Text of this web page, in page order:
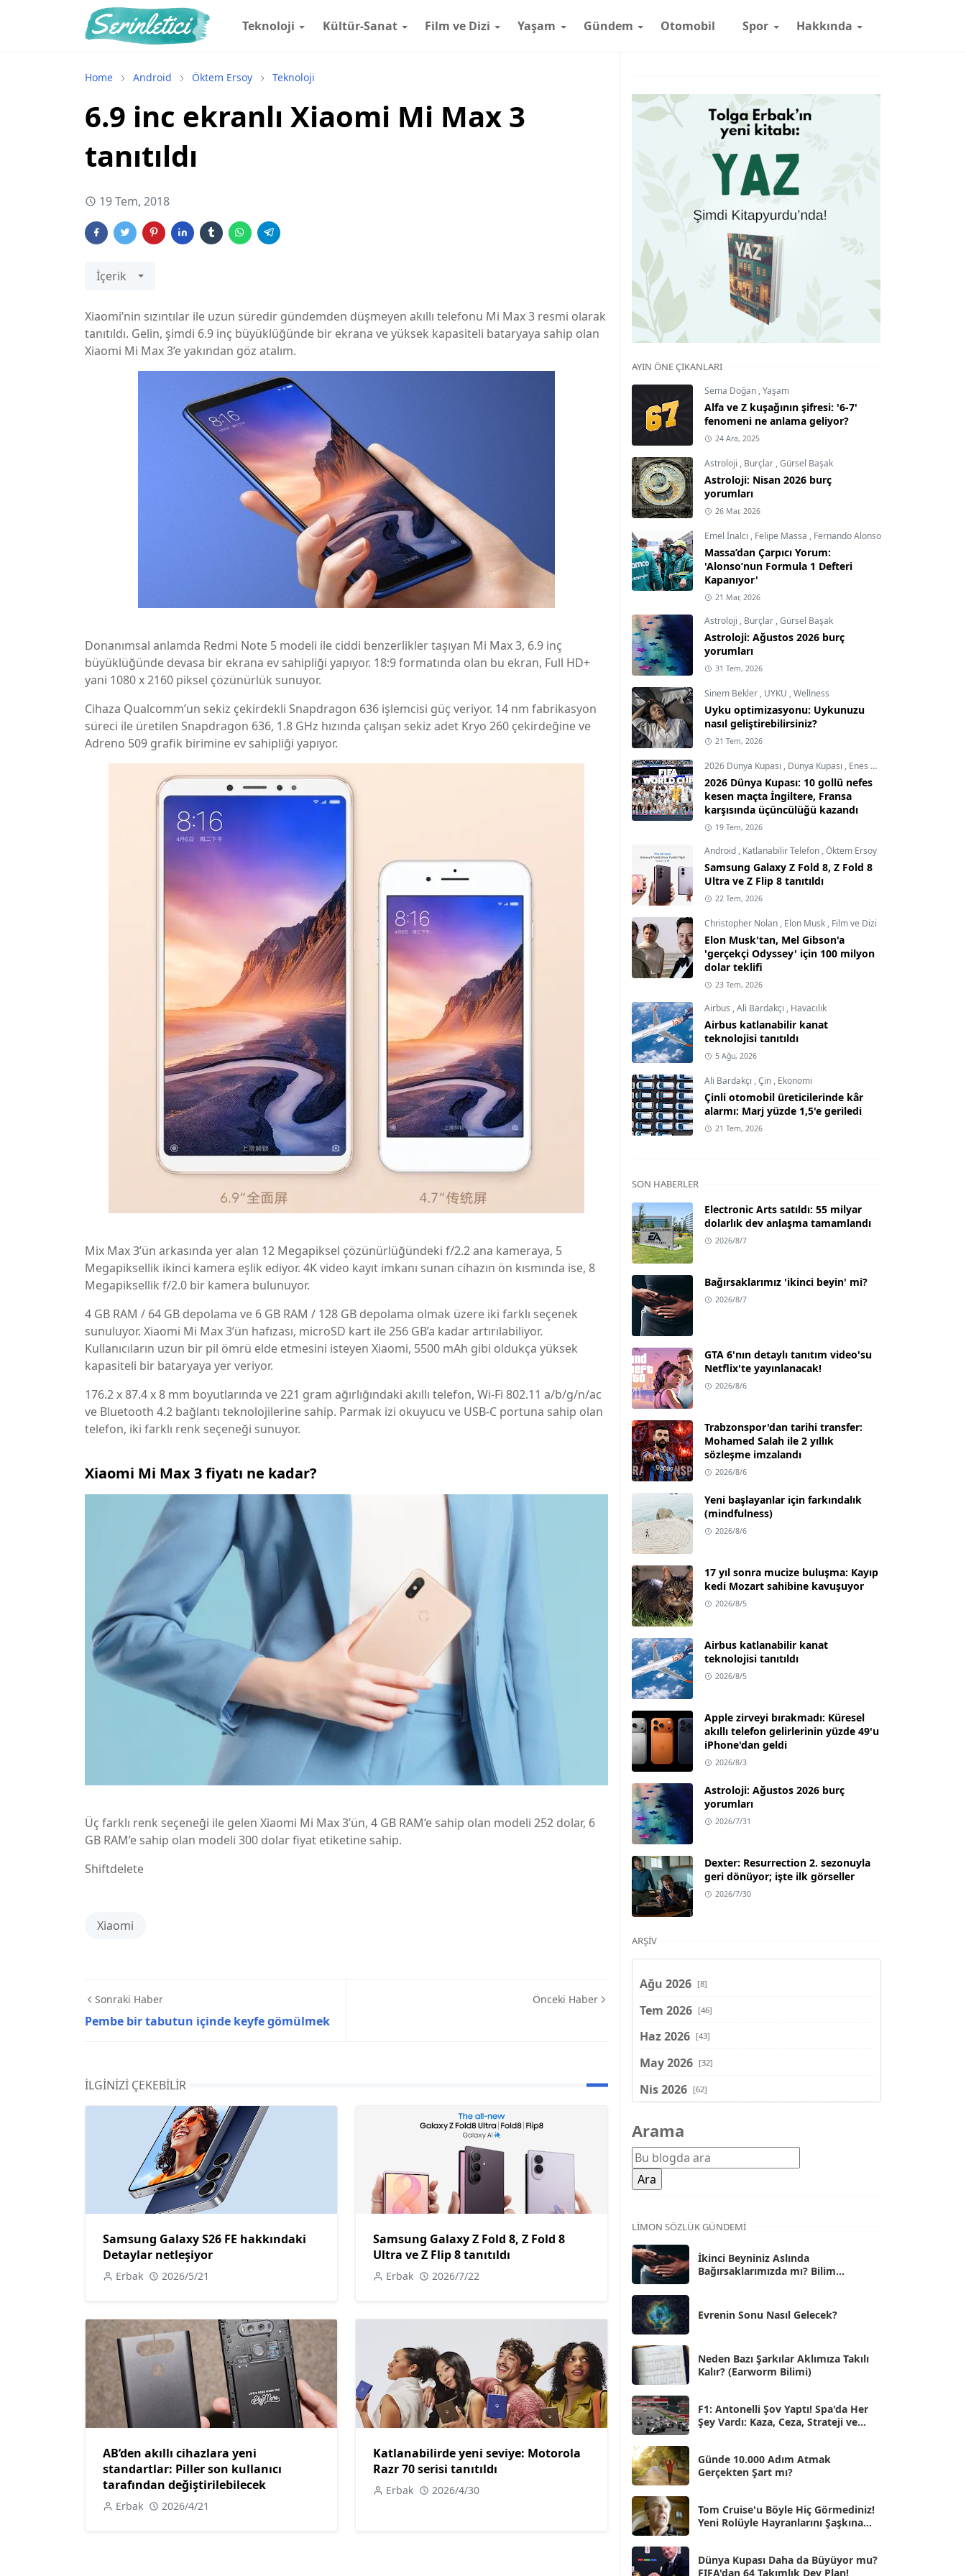
Teknoloji Kültür-Sanat Film ve Dizi Yaşam Gündem Otomobil Spor Hakkında
Home Android Öktem Ersoy Teknoloji
6.9 inc ekranlı Xiaomi Mi Max 3
tanıtıldı
19 Tem, 2018
İçerik
Xiaomi’nin sızıntılar ile uzun süredir gündemden düşmeyen akıllı telefonu Mi Max 3 resmi olarak
tanıtıldı. Gelin, şimdi 6.9 inç büyüklüğünde bir ekrana ve yüksek kapasiteli bataryaya sahip olan
Xiaomi Mi Max 3’e yakından göz atalım.
Donanımsal anlamda Redmi Note 5 modeli ile ciddi benzerlikler taşıyan Mi Max 3, 6.9 inç
büyüklüğünde devasa bir ekrana ev sahipliği yapıyor. 18:9 formatında olan bu ekran, Full HD+
yani 1080 x 2160 piksel çözünürlük sunuyor.
Cihaza Qualcomm’un sekiz çekirdekli Snapdragon 636 işlemcisi güç veriyor. 14 nm fabrikasyon
süreci ile üretilen Snapdragon 636, 1.8 GHz hızında çalışan sekiz adet Kryo 260 çekirdeğine ve
Adreno 509 grafik birimine ev sahipliği yapıyor.
Mix Max 3’ün arkasında yer alan 12 Megapiksel çözünürlüğündeki f/2.2 ana kameraya, 5
Megapiksellik ikinci kamera eşlik ediyor. 4K video kayıt imkanı sunan cihazın ön kısmında ise, 8
Megapiksellik f/2.0 bir kamera bulunuyor.
4 GB RAM / 64 GB depolama ve 6 GB RAM / 128 GB depolama olmak üzere iki farklı seçenek
sunuluyor. Xiaomi Mi Max 3’ün hafızası, microSD kart ile 256 GB’a kadar artırılabiliyor.
Kullanıcıların uzun bir pil ömrü elde etmesini isteyen Xiaomi, 5500 mAh gibi oldukça yüksek
kapasiteli bir bataryaya yer veriyor.
176.2 x 87.4 x 8 mm boyutlarında ve 221 gram ağırlığındaki akıllı telefon, Wi-Fi 802.11 a/b/g/n/ac
ve Bluetooth 4.2 bağlantı teknolojilerine sahip. Parmak izi okuyucu ve USB-C portuna sahip olan
telefon, iki farklı renk seçeneği sunuyor.
Xiaomi Mi Max 3 fiyatı ne kadar?
Üç farklı renk seçeneği ile gelen Xiaomi Mi Max 3’ün, 4 GB RAM’e sahip olan modeli 252 dolar, 6
GB RAM’e sahip olan modeli 300 dolar fiyat etiketine sahip.
Shiftdelete
Xiaomi
Sonraki Haber
Pembe bir tabutun içinde keyfe gömülmek
Önceki Haber
İLGINIZI ÇEKEBILIR
Samsung Galaxy S26 FE hakkındaki
Detaylar netleşiyor
Erbak 2026/5/21
Samsung Galaxy Z Fold 8, Z Fold 8
Ultra ve Z Flip 8 tanıtıldı
Erbak 2026/7/22
AB’den akıllı cihazlara yeni
standartlar: Piller son kullanıcı
tarafından değiştirilebilecek
Erbak 2026/4/21
Katlanabilirde yeni seviye: Motorola
Razr 70 serisi tanıtıldı
Erbak 2026/4/30
AYIN ÖNE ÇIKANLARI
Sema Doğan ,Yaşam
Alfa ve Z kuşağının şifresi: '6-7'
fenomeni ne anlama geliyor?
24 Ara, 2025
Astroloji , Burçlar ,Gürsel Başak
Astroloji: Nisan 2026 burç
yorumları
26 Mar, 2026
Emel İnalcı , Felipe Massa , Fernando Alonso
Massa’dan Çarpıcı Yorum:
'Alonso’nun Formula 1 Defteri
Kapanıyor'
21 Mar, 2026
Astroloji , Burçlar ,Gürsel Başak
Astroloji: Ağustos 2026 burç
yorumları
31 Tem, 2026
Sinem Bekler , UYKU ,Wellness
Uyku optimizasyonu: Uykunuzu
nasıl geliştirebilirsiniz?
21 Tem, 2026
2026 Dünya Kupası , Dünya Kupası , Enes Demircioğlu
2026 Dünya Kupası: 10 gollü nefes
kesen maçta İngiltere, Fransa
karşısında üçüncülüğü kazandı
19 Tem, 2026
Android , Katlanabilir Telefon ,Öktem Ersoy
Samsung Galaxy Z Fold 8, Z Fold 8
Ultra ve Z Flip 8 tanıtıldı
22 Tem, 2026
Christopher Nolan , Elon Musk , Film ve Dizi
Elon Musk'tan, Mel Gibson'a
'gerçekçi Odyssey' için 100 milyon
dolar teklifi
23 Tem, 2026
Airbus ,Ali Bardakçı , Havacılık
Airbus katlanabilir kanat
teknolojisi tanıtıldı
5 Ağu, 2026
Ali Bardakçı ,Çin , Ekonomi
Çinli otomobil üreticilerinde kâr
alarmı: Marj yüzde 1,5'e geriledi
21 Tem, 2026
SON HABERLER
Electronic Arts satıldı: 55 milyar
dolarlık dev anlaşma tamamlandı
2026/8/7
Bağırsaklarımız 'ikinci beyin' mi?
2026/8/7
GTA 6'nın detaylı tanıtım video'su
Netflix'te yayınlanacak!
2026/8/6
Trabzonspor'dan tarihi transfer:
Mohamed Salah ile 2 yıllık
sözleşme imzalandı
2026/8/6
Yeni başlayanlar için farkındalık
(mindfulness)
2026/8/6
17 yıl sonra mucize buluşma: Kayıp
kedi Mozart sahibine kavuşuyor
2026/8/5
Airbus katlanabilir kanat
teknolojisi tanıtıldı
2026/8/5
Apple zirveyi bırakmadı: Küresel
akıllı telefon gelirlerinin yüzde 49'u
iPhone'dan geldi
2026/8/3
Astroloji: Ağustos 2026 burç
yorumları
2026/7/31
Dexter: Resurrection 2. sezonuyla
geri dönüyor; işte ilk görseller
2026/7/30
ARŞIV
Ağu 2026 [8]
Tem 2026 [46]
Haz 2026 [43]
May 2026 [32]
Nis 2026 [62]
Şub 2026
Oca 2026 [72]
Ara 2025
Kas 2025
Eki 2025
Eyl 2025 [56]
Ağu 2025
Tem 2025
Haz 2025
May 2025 [54]
Nis 2025 [56]
Mar 2025 [50]
Şub 2025 [57]
Oca 2025
Ara 2024 [25]
Kas 2024
Eki 2024 [46]
Arama
LIMON SÖZLÜK GÜNDEMI
İkinci Beyniniz Aslında
Bağırsaklarımızda mı? Bilim
Evrenin Sonu Nasıl Gelecek?
Neden Bazı Şarkılar Aklımıza Takılı
Kalır? (Earworm Bilimi)
F1: Antonelli Şov Yaptı! Spa'da Her
Şey Vardı: Kaza, Ceza, Strateji ve
Günde 10.000 Adım Atmak
Gerçekten Şart mı?
Tom Cruise'u Böyle Hiç Görmediniz!
Yeni Rolüyle Hayranlarını Şaşkına
Dünya Kupası Daha da Büyüyor mu?
FIFA'dan 64 Takımlık Dev Plan!